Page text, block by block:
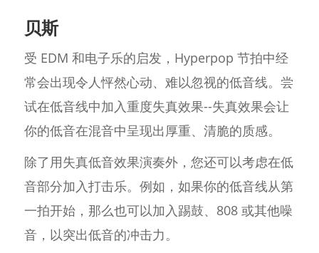
贝斯
受 EDM 和电子乐的启发，Hyperpop 节拍中经
常会出现令人怦然心动、难以忽视的低音线。尝
试在低音线中加入重度失真效果--失真效果会让
你的低音在混音中呈现出厚重、清脆的质感。
除了用失真低音效果演奏外，您还可以考虑在低
音部分加入打击乐。例如，如果你的低音线从第
一拍开始，那么也可以加入踢鼓、808 或其他噪
音，以突出低音的冲击力。